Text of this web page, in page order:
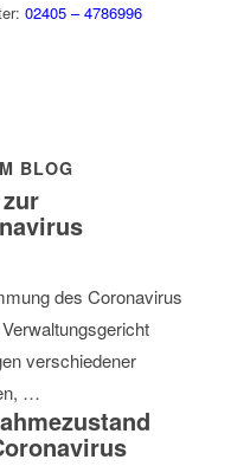
02405 – 4786996
BLOG
des Coronavirus
verschiedener
…